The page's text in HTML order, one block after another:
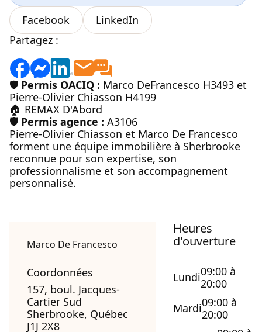
🛡️ Permis OACIQ : Marco DeFrancesco H3493 et
Pierre-Olivier Chiasson H4199
🏠 REMAX D'Abord
🛡️ Permis agence : A3106
Pierre-Olivier Chiasson et Marco De Francesco
forment une équipe immobilière à Sherbrooke
reconnue pour son expertise, son
professionnalisme et son accompagnement
personnalisé.
Partagez :
Marco De Francesco
Coordonnées
157, boul. Jacques-
Cartier Sud
Sherbrooke, Québec
J1J 2X8
Heures
d'ouverture
Lundi09:00 à
20:00
Mardi09:00 à
20:00